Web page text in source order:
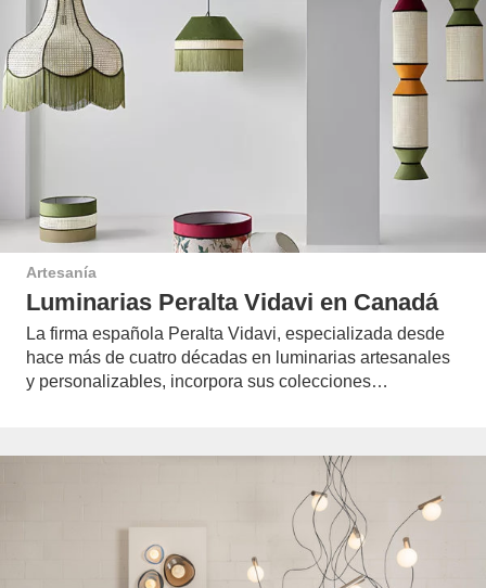
Artesanía
Luminarias Peralta Vidavi en Canadá
La firma española Peralta Vidavi, especializada desde
hace más de cuatro décadas en luminarias artesanales
y personalizables, incorpora sus colecciones…